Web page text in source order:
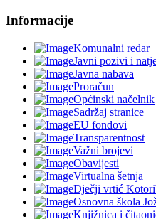
Informacije
Komunalni redar
Javni pozivi i
Javna nabava
Proračun
Općinski načelnik
Sadržaj stranice
EU fondovi
Transparentnost
Važni brojevi
Obavijesti
Virtualna šetnja
Dječji vrtić
Osnovna škola
Knjižnica i